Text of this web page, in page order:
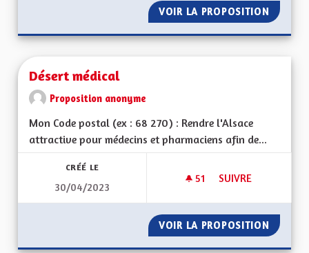
VOIR LA PROPOSITION MIEUX
Désert médical
Proposition anonyme
Mon Code postal (ex : 68 270) : Rendre l'Alsace
attractive pour médecins et pharmaciens afin de...
CRÉÉ LE
30/04/2023
51 51 ABONNÉS
SUIVRE
VOIR LA PROPOSITION